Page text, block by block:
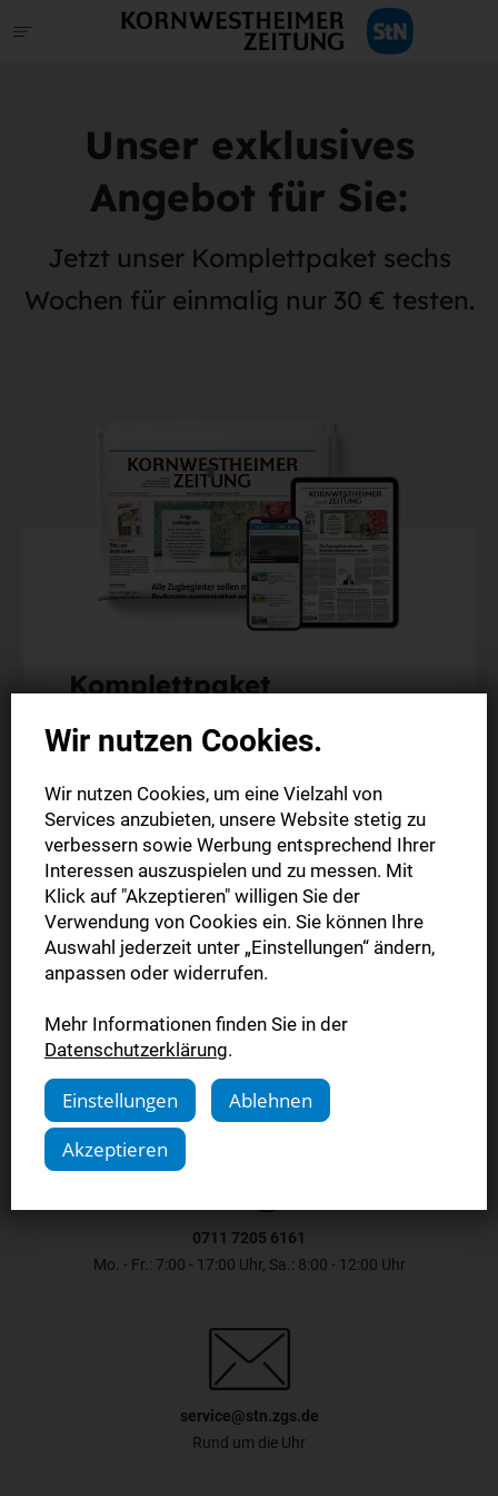
Unser exklusives
Angebot für Sie:
Jetzt unser Komplettpaket sechs
Wochen für einmalig nur 30 € testen.
Komplettpaket
Die digitale Ausgabe als E-Paper (Mo.-So.)
Die gedruckte Ausgabe im Briefkasten (Mo.-Sa.)
6 Wochen nur
30,00 €
0711 7205 6161
Mo. - Fr.: 7:00 - 17:00 Uhr, Sa.: 8:00 - 12:00 Uhr
service@stn.zgs.de
Rund um die Uhr
Wir nutzen Cookies.
Wir nutzen Cookies, um eine Vielzahl von
Services anzubieten, unsere Website stetig zu
verbessern sowie Werbung entsprechend Ihrer
Interessen auszuspielen und zu messen. Mit
Klick auf "Akzeptieren" willigen Sie der
Verwendung von Cookies ein. Sie können Ihre
Auswahl jederzeit unter „Einstellungen“ ändern,
anpassen oder widerrufen.
Mehr Informationen finden Sie in der
Datenschutzerklärung.
Einstellungen
Ablehnen
Akzeptieren